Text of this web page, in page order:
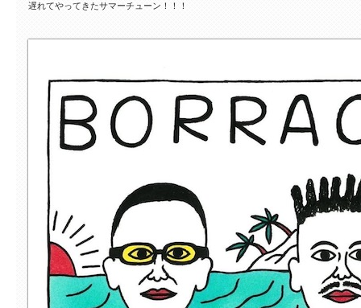
遅れてやってきたサマーチューン！！！